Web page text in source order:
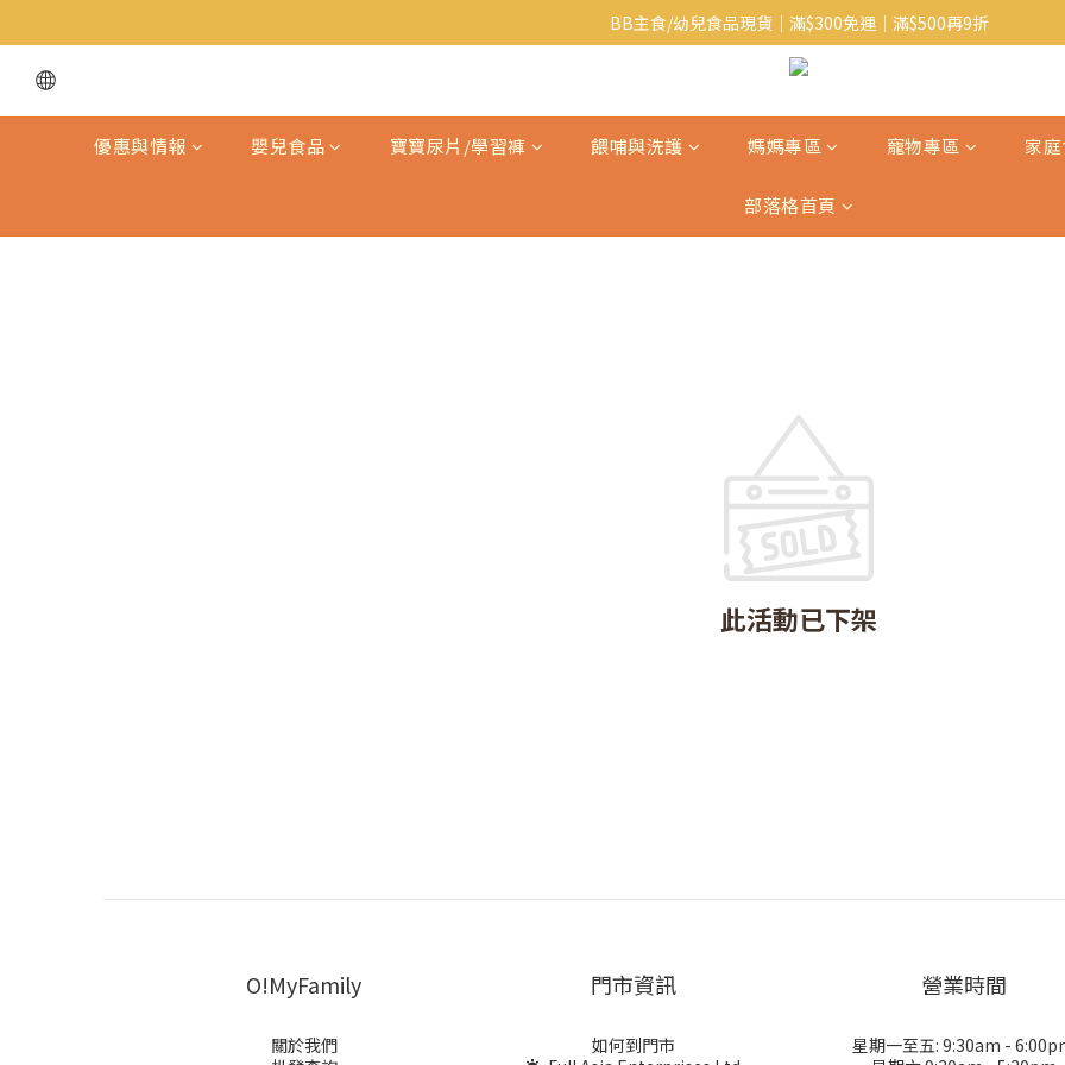
Baby J 意大利有機無麩質動物通粉 清貨平賣中!!
BB主食/幼兒食品現貨｜滿$300免運｜滿$500再9折
Baby J 有機蝴蝶麵熱賣中!
Baby J 意大利有機無麩質動物通粉 清貨平賣中!!
優惠與情報 嬰兒食品 寶寶尿片/學習褲 餵哺與洗護 媽媽專區 寵物專區 家
部落格首頁
此活動已下架
O!MyFamily
關於我們
門市資訊
如何到門市
營業時間
星期一至五: 9:30am -